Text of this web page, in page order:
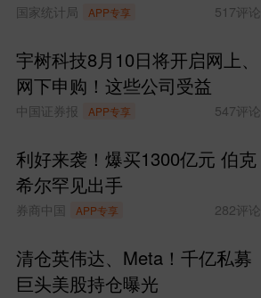
国家统计局 APP专享 517评论
宇树科技8月10日将开启网上、
网下申购！这些公司受益
中国证券报 APP专享 547评论
利好来袭！爆买1300亿元 伯克
希尔罕见出手
券商中国 APP专享 282评论
清仓英伟达、Meta！千亿私募
巨头美股持仓曝光